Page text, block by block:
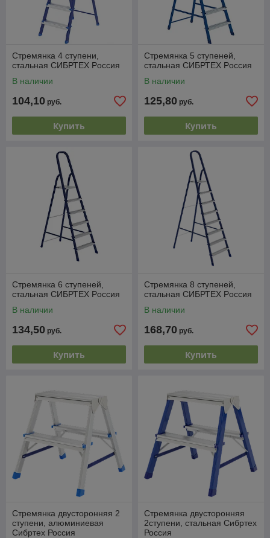
Стремянка 4 ступени,
стальная СИБРТЕХ Pоссия
В наличии
104,10 руб.
Купить
Стремянка 5 ступеней,
стальная СИБРТЕХ Pоссия
В наличии
125,80 руб.
Купить
Стремянка 6 ступеней,
стальная СИБРТЕХ Pоссия
В наличии
134,50 руб.
Купить
Стремянка 8 ступеней,
стальная СИБРТЕХ Pоссия
В наличии
168,70 руб.
Купить
Стремянка двусторонняя 2
ступени, алюминиевая
Сибртех Россия
Стремянка двусторонняя
2ступени, стальная Сибртех
Россия